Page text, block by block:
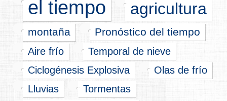
el tiempo agricultura
montaña Pronóstico del tiempo
Aire frío
Temporal de nieve
Ciclogénesis Explosiva
Olas de frío
Lluvias
Tormentas